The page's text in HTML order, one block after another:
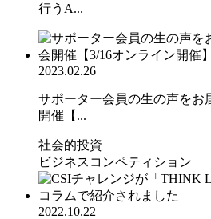
行うA...
2023.02.26
サポーター会員の生の声をお
開催【...
社会的投資
ビジネスコンペティション
2022.10.22